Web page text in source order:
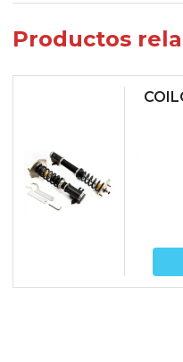
Productos